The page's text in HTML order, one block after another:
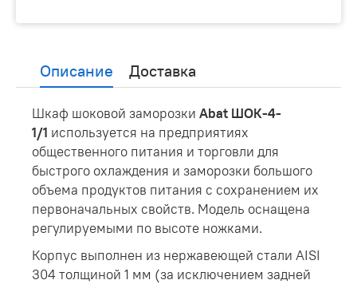
Описание Доставка
Шкаф шоковой заморозки Abat ШОК-4-
1/1 используется на предприятиях
общественного питания и торговли для
быстрого охлаждения и заморозки большого
объема продуктов питания с сохранением их
первоначальных свойств. Модель оснащена
регулируемыми по высоте ножками.
Корпус выполнен из нержавеющей стали AISI
304 толщиной 1 мм (за исключением задней